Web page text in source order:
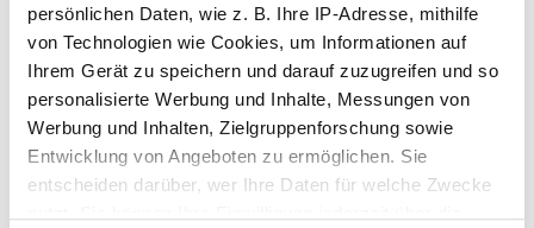
persönlichen Daten, wie z. B. Ihre IP-Adresse, mithilfe
von Technologien wie Cookies, um Informationen auf
Ihrem Gerät zu speichern und darauf zuzugreifen und so
personalisierte Werbung und Inhalte, Messungen von
Werbung und Inhalten, Zielgruppenforschung sowie
Entwicklung von Angeboten zu ermöglichen. Sie
entscheiden darüber, wer Ihre Daten für welche Zwecke
Leseprobe
Erscheinungsjahr 2025
Auflage 3